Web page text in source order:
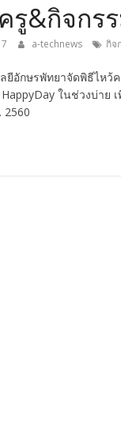
รู&กิจกร
a-technews กิจ
ยีอักษรพัทยาจัดพิธีไหว้
HappyDay ในช่วงบ่า
2560